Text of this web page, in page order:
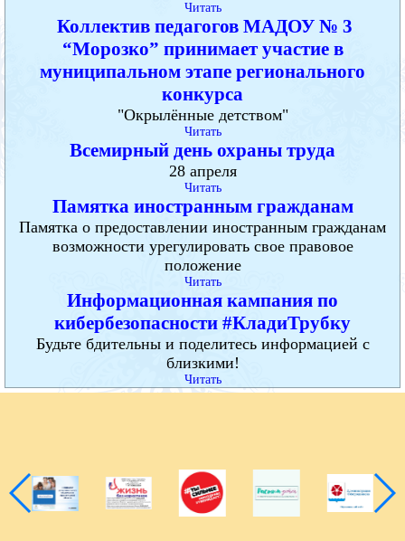
Читать
Коллектив педагогов МАДОУ № 3
“Морозко” принимает участие в
муниципальном этапе регионального
конкурса
"Окрылённые детством"
Читать
Всемирный день охраны труда
28 апреля
Читать
Памятка иностранным гражданам
Памятка о предоставлении иностранным гражданам
возможности урегулировать свое правовое
положение
Читать
Информационная кампания по
кибербезопасности #КладиТрубку
Будьте бдительны и поделитесь информацией с
близкими!
Читать